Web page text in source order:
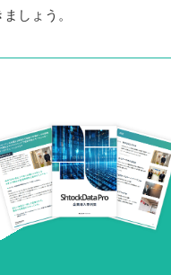
しょう。